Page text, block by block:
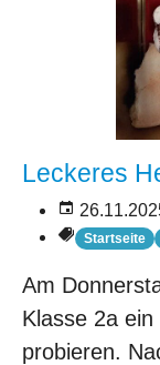
Leckeres
Startseite
Am
Klasse 2a
probieren.